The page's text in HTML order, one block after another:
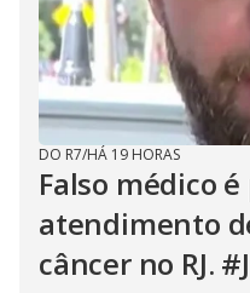
DO R7/HÁ 19 HORAS
Falso médico
atendimento
câncer no RJ.